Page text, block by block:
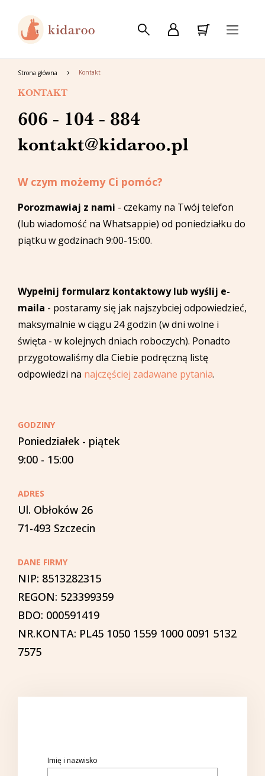
Strona główna Kontakt
KONTAKT
W czym możemy Ci pomóc?
Porozmawiaj z nami - czekamy na Twój telefon
(lub wiadomość na Whatsappie) od poniedziałku do
piątku w godzinach 9:00-15:00.
Wypełnij formularz kontaktowy lub wyślij e-
maila - postaramy się jak najszybciej odpowiedzieć,
maksymalnie w ciągu 24 godzin (w dni wolne i
święta - w kolejnych dniach roboczych). Ponadto
przygotowaliśmy dla Ciebie podręczną listę
odpowiedzi na najczęściej zadawane pytania.
606 - 104 - 884
kontakt@kidaroo.pl
GODZINY
Poniedziałek - piątek
9:00 - 15:00
ADRES
Ul. Obłoków 26
71-493 Szczecin
DANE FIRMY
NIP: 8513282315
REGON: 523399359
BDO: 000591419
NR.KONTA: PL45 1050 1559 1000 0091 5132
7575
Imię i nazwisko